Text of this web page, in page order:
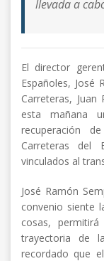
llevada a
El director
Españoles, José
Carreteras,
esta mañana
recuperación
Carreteras del
vinculados al
José Ramón
convenio siente
cosas,
trayectoria de
recordado que